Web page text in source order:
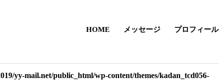
HOME メッセージ プロフィール
yy-mail.net/public_html/wp-content/themes/kadan_tcd056-